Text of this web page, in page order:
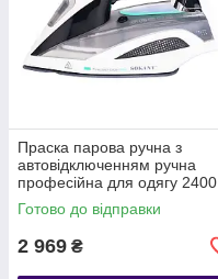
Праска парова ручна з
автовідключенням ручна
професійна для одягу 2400
Вт Sokany SK-11030
Готово до відправки
2 969 ₴